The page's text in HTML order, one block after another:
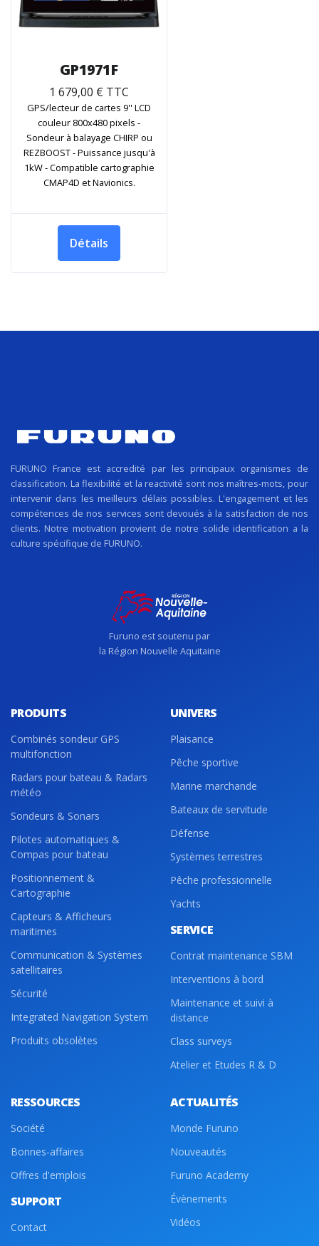
GP1971F
1 679,00 € TTC
GPS/lecteur de cartes 9'' LCD
couleur 800x480 pixels -
Sondeur à balayage CHIRP ou
REZBOOST - Puissance jusqu'à
1kW - Compatible cartographie
CMAP4D et Navionics.
Détails
FURUNO France est accredité par les principaux organismes de
classification. La flexibilité et la reactivité sont nos maîtres-mots, pour
intervenir dans les meilleurs délais possibles. L'engagement et les
compétences de nos services sont devoués à la satisfaction de nos
clients. Notre motivation provient de notre solide identification a la
culture spécifique de FURUNO.
Furuno est soutenu par
la Région Nouvelle Aquitaine
PRODUITS
Combinés sondeur GPS
multifonction
Radars pour bateau & Radars
météo
Sondeurs & Sonars
Pilotes automatiques &
Compas pour bateau
Positionnement &
Cartographie
Capteurs & Afficheurs
maritimes
Communication & Systèmes
satellitaires
Sécurité
Integrated Navigation System
Produits obsolètes
UNIVERS
Plaisance
Pêche sportive
Marine marchande
Bateaux de servitude
Défense
Systèmes terrestres
Pêche professionnelle
Yachts
SERVICE
Contrat maintenance SBM
Interventions à bord
Maintenance et suivi à
distance
Class surveys
Atelier et Etudes R & D
RESSOURCES
Société
Bonnes-affaires
Offres d'emplois
SUPPORT
Contact
ACTUALITÉS
Monde Furuno
Nouveautés
Furuno Academy
Évènements
Vidéos